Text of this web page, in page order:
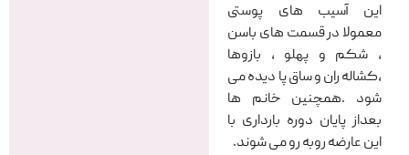
این آسیب های پوستی
معمولا در قسمت های باسن
، شکم و پهلو ، بازوها
،کشاله ران و ساق پا دیده می
شود .همچنین خانم ها
بعداز پایان دوره بارداری با
این عارضه روبه رو می شوند.